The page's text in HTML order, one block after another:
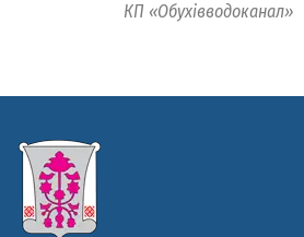
КП «Обухівводоканал»